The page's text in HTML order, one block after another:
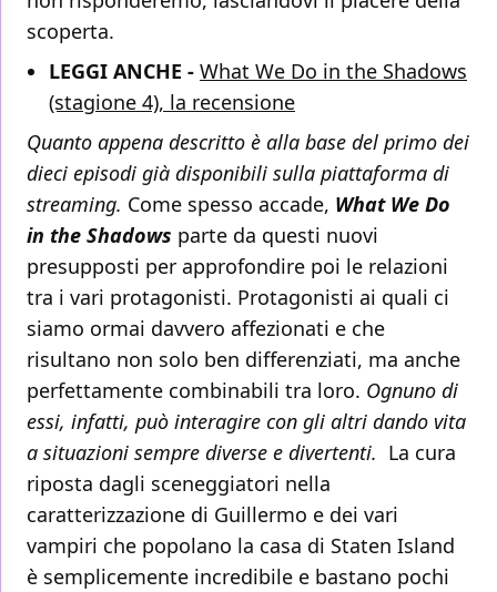
scoperta.
LEGGI ANCHE - What We Do in the Shadows
(stagione 4), la recensione
Quanto appena descritto è alla base del primo dei
dieci episodi già disponibili sulla piattaforma di
streaming. Come spesso accade, What We Do
in the Shadows parte da questi nuovi
presupposti per approfondire poi le relazioni
tra i vari protagonisti. Protagonisti ai quali ci
siamo ormai davvero affezionati e che
risultano non solo ben differenziati, ma anche
perfettamente combinabili tra loro. Ognuno di
essi, infatti, può interagire con gli altri dando vita
a situazioni sempre diverse e divertenti. La cura
riposta dagli sceneggiatori nella
caratterizzazione di Guillermo e dei vari
vampiri che popolano la casa di Staten Island
è semplicemente incredibile e bastano pochi